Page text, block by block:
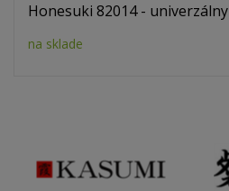
Honesuki 82014 -
na sklade